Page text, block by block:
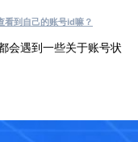
看到自己的账号id嘛？
会遇到一些关于账号状